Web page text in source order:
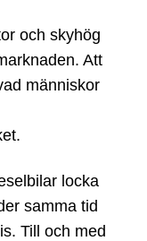
och skyhög
Att
människor
locka
samma tid
Till och med